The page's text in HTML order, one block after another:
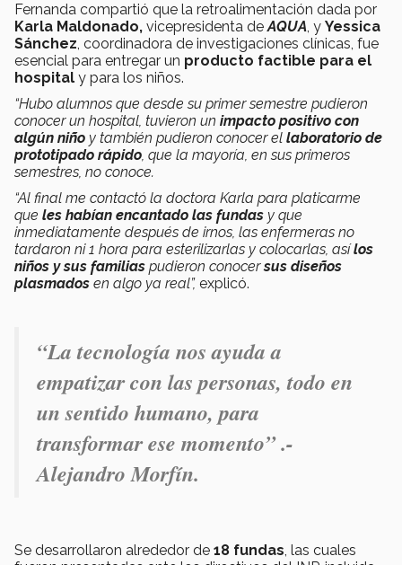
Fernanda compartió que la retroalimentación dada por
Karla Maldonado, vicepresidenta deAQUA, y Yessica
Sánchez, coordinadora de investigaciones clínicas, fue
esencial para entregar un producto factible para el
hospital y para los niños.
“Hubo alumnos que desde su primer semestre pudieron
conocer un hospital, tuvieron un impacto positivo con
algún niño y también pudieron conocer el laboratorio de
prototipado rápido, que la mayoría, en sus primeros
semestres, no conoce.
“Al final me contactó la doctora Karla para platicarme
que les habían encantado las fundas y que
inmediatamente después de irnos, las enfermeras no
tardaron ni 1 hora para esterilizarlas y colocarlas, asílos
niños y sus familias pudieron conocersus diseños
plasmados en algo ya real”, explicó.
“La tecnología nos ayuda a
empatizar con las personas, todo en
un sentido humano, para
transformar ese momento” .-
Alejandro Morfín.
Se desarrollaron alrededor de 18 fundas, las cuales